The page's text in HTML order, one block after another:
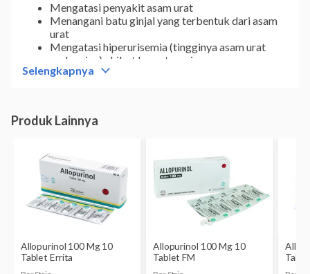
Mengatasi penyakit asam urat
Menangani batu ginjal yang terbentuk dari asam
urat
Mengatasi hiperurisemia (tingginya asam urat
pada urine) akibat kemoterapi
100 mg tiap 2–4 minggu. Dosis maksimal 900 mg per
Dewasa:200–300 mg per hari, dapat dibagi menjadi 1–
3 dosis.
Kondisi:Hiperurisemia akibat kemoterapi
Dewasa:600–800 mg per hari, dapat dibagi
menjadi beberapa dosis. Obat dikonsumsi selama
2–3 hari sebelum menjalani kemoterapi.
Anak usia di bawah 10 tahun: 150–300 mg per
Selengkapnya